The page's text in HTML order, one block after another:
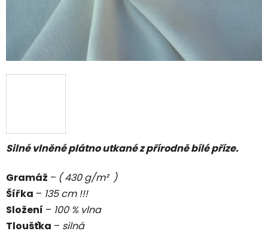
Silné vlněné plátno utkané z přírodně bílé příze.
Gramáž – ( 430 g/m² )
Šířka – 135 cm !!!
Složení – 100 % vlna
Tloušťka – silná